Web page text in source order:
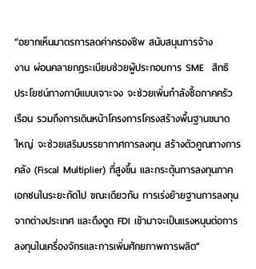
“อยากเห็นมาตรการลดค่าครองชีพ สนับสนุนการจ้าง
งาน ผ่อนคลายกฎระเบียบช่วยผู้ประกอบการ SME  สิทธิ
ประโยชน์ทางภาษีแบบเจาะจง จะช่วยเพิ่มกำลังซื้อภาคครัว
เรือน รวมถึงการเดินหน้าโครงการโครงสร้างพื้นฐานขนาด
ใหญ่ จะช่วยเสริมบรรยากาศการลงทุน สร้างตัวคูณทางการ
คลัง (Fiscal Multiplier) ที่สูงขึ้น และกระตุ้นการลงทุนภาค
เอกชนในระยะถัดไป ขณะเดียวกัน การเร่งย้ายฐานการลงทุน
จากต่างประเทศ และดึงดูด FDI เข้ามาจะเป็นแรงหนุนต่อการ
ลงทุนในเครื่องจักรและการเพิ่มศักยภาพการผลิต”